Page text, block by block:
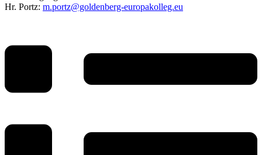
Hr. Portz: m.portz@goldenberg-europakolleg.eu